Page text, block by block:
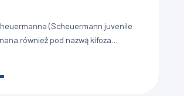
(Scheuermann juvenile
również pod nazwą kifoza
lub jałowa martwica kręgosłupa, to